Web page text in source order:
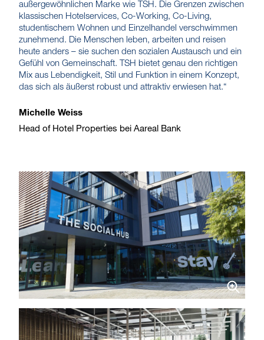
außergewöhnlichen Marke wie TSH. Die Grenzen zwischen
klassischen Hotelservices, Co-Working, Co-Living,
studentischem Wohnen und Einzelhandel verschwimmen
zunehmend. Die Menschen leben, arbeiten und reisen
heute anders – sie suchen den sozialen Austausch und ein
Gefühl von Gemeinschaft. TSH bietet genau den richtigen
Mix aus Lebendigkeit, Stil und Funktion in einem Konzept,
das sich als äußerst robust und attraktiv erwiesen hat.“
Michelle Weiss
Head of Hotel Properties bei Aareal Bank